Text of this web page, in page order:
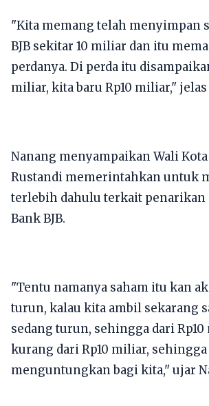
"Kita memang telah menyimpan
BJB sekitar 10 miliar dan itu
perdanya. Di perda itu
miliar, kita baru Rp10 miliar," jelas
Nanang menyampaikan Wali
Rustandi memerintahkan untuk
terlebih dahulu terkait penarikan
Bank BJB.
"Tentu namanya saham itu kan
turun, kalau kita ambil sekarang
sedang turun, sehingga dari
kurang dari Rp10 miliar,
menguntungkan bagi kita," ujar